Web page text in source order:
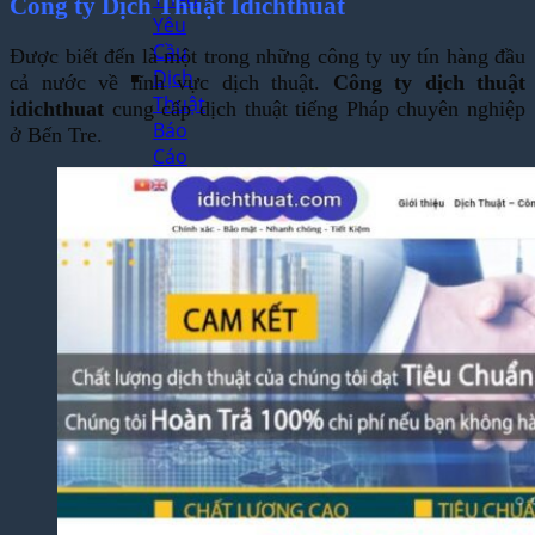
Yêu
Cầu
Dịch
Thuật
Báo
Cáo
Tài
Chính
Dịch
Thuật
Hợp
Đồng
Nhanh
Chóng
Dịch
Thuật
Bảng
Điểm
Học
Bạ
Công ty Dịch Thuật Idichthuat
Được biết đến là một trong những công ty uy tín hàng đầu
cả nước về lĩnh vực dịch thuật. Công ty dịch thuật
idichthuat cung cấp dịch thuật tiếng Pháp chuyên nghiệp
ở Bến Tre.